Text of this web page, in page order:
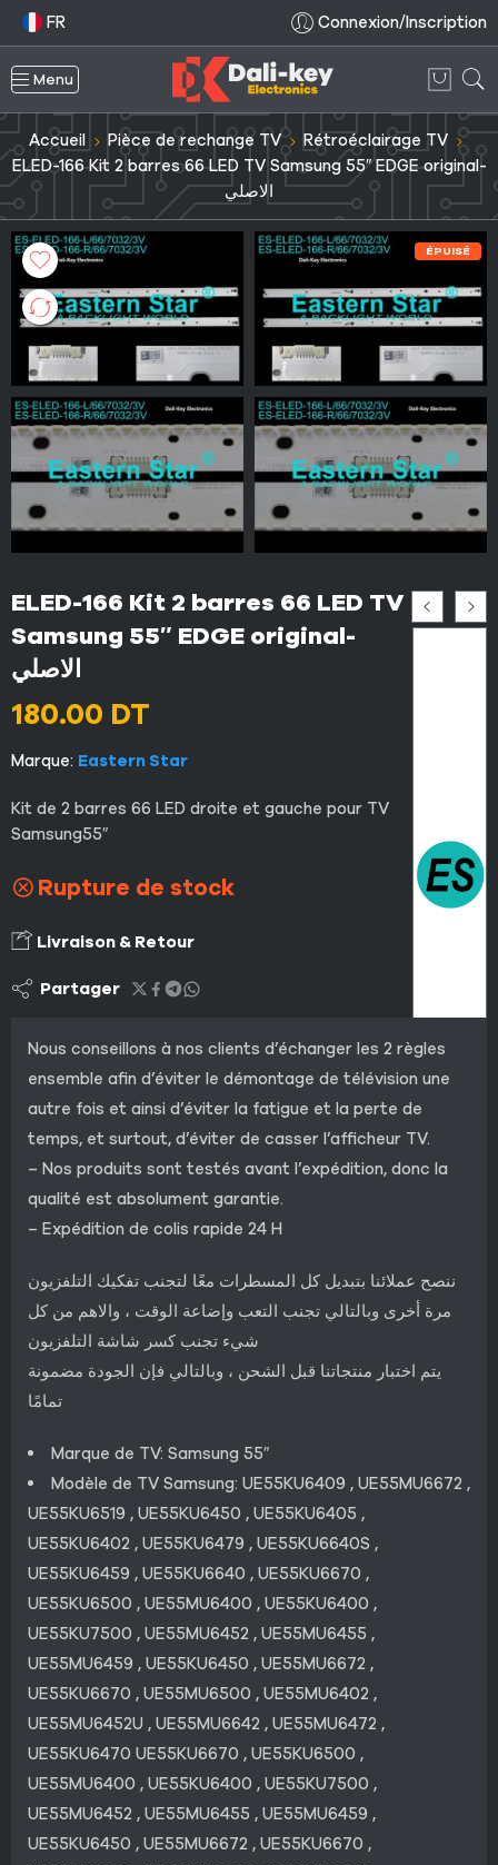
FR Connexion/Inscription
Menu
Accueil Pièce de rechange TV
Rétroéclairage TV
ELED-166 Kit 2 barres 66 LED TV Samsung 55″ EDGE original-
الاصلي
ÉPUISÉ
ELED-166 Kit 2 barres 66 LED TV
Samsung 55″ EDGE original-
الاصلي
180.00 DT
Marque: Eastern Star
Kit de 2 barres 66 LED droite et gauche pour TV
Samsung55″
Rupture de stock
Livraison & Retour
Partager
Nous conseillons à nos clients d’échanger les 2 règles
ensemble afin d’éviter le démontage de télévision une
autre fois et ainsi d’éviter la fatigue et la perte de
temps, et surtout, d’éviter de casser l’afficheur TV.
– Nos produits sont testés avant l’expédition, donc la
qualité est absolument garantie.
– Expédition de colis rapide 24 H
ننصح عملائنا بتبديل كل المسطرات معًا لتجنب تفكيك التلفزيون
مرة أخرى وبالتالي تجنب التعب وإضاعة الوقت ، والاهم من كل
شيء تجنب كسر شاشة التلفزيون
يتم اختبار منتجاتنا قبل الشحن ، وبالتالي فإن الجودة مضمونة
تمامًا
Marque de TV: Samsung 55″
Modèle de TV Samsung: UE55KU6409 , UE55MU6672 ,
UE55KU6519 , UE55KU6450 , UE55KU6405 ,
UE55KU6402 , UE55KU6479 , UE55KU6640S ,
UE55KU6459 , UE55KU6640 , UE55KU6670 ,
UE55KU6500 , UE55MU6400 , UE55KU6400 ,
UE55KU7500 , UE55MU6452 , UE55MU6455 ,
UE55MU6459 , UE55KU6450 , UE55MU6672 ,
UE55KU6670 , UE55MU6500 , UE55MU6402 ,
UE55MU6452U , UE55MU6642 , UE55MU6472 ,
UE55KU6470 UE55KU6670 , UE55KU6500 ,
UE55MU6400 , UE55KU6400 , UE55KU7500 ,
UE55MU6452 , UE55MU6455 , UE55MU6459 ,
UE55KU6450 , UE55MU6672 , UE55KU6670 ,